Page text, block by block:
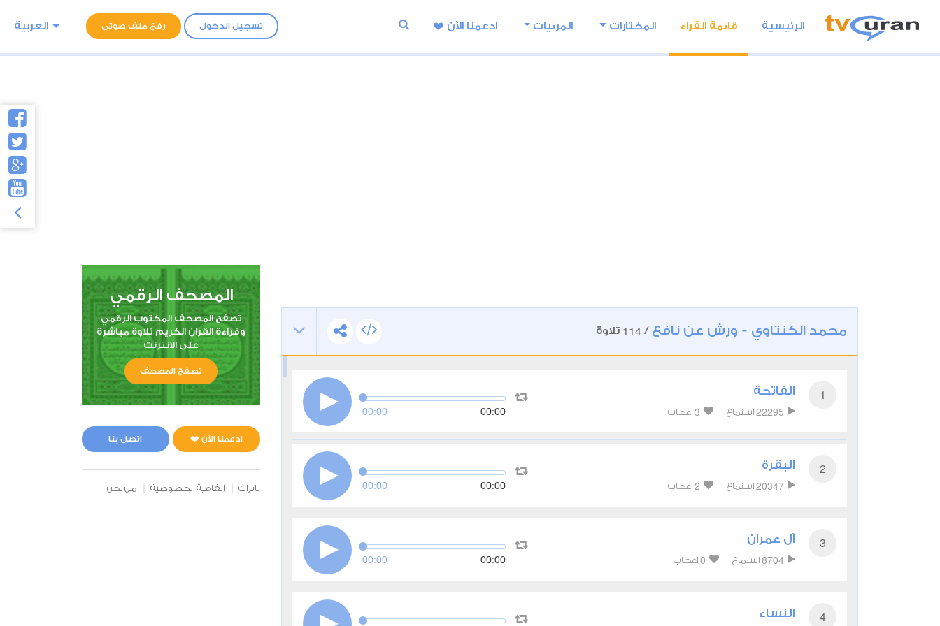
تسجيل الدخول رفع ملف صوتى العربية الرئيسية قائمة القراء المختارات المرئيات ادعمنا اﻵن ❤️
محمد الكنتاوي - ورش عن نافع /
114 تلاوة
1 الفاتحة
22295 استماع 3 اعجاب 00:00 00:00
2 البقرة
20347 استماع 2 اعجاب 00:00 00:00
3 آل عمران
8704 استماع 0 اعجاب 00:00 00:00
4 النساء
المصحف الرقمي
تصفح المصحف المكتوب الرقمي
وقراءة القران الكريم تلاوة مباشرة
على الانترنت
تصفح المصحف
ادعمنا الآن ❤️ اتصل بنا
بانرات اتفاقية الخصوصية من نحن